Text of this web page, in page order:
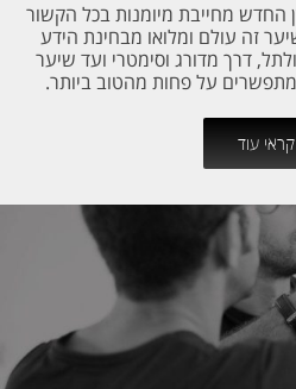
החדש מחייבת מיומנות בכל הקשור
זה עולם ומלואו מבחינת הידע
דרך מדורג וסימטרי ועד שיער
על פחות מהטוב ביותר.
קראי עוד